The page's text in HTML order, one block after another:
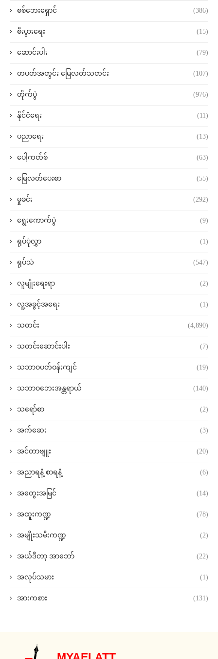
စစ်ဘေးရှောင် (386)
စီးပွားရေး (15)
ဆောင်းပါး (79)
တပတ်အတွင်း မြေလတ်သတင်း (107)
တိုက်ပွဲ (976)
နိုင်ငံရေး (11)
ပညာရေး (13)
ပေါ့ကတ်စ် (63)
မြေလတ်ပေးစာ (55)
မှုခင်း (292)
ရွေးကောက်ပွဲ (9)
ရုပ်ပုံလွှာ (1)
ရုပ်သံ (547)
လူမျိုးရေးရာ (2)
လူ့အခွင့်အရေး (1)
သတင်း (4,890)
သတင်းဆောင်းပါး (7)
သဘာဝပတ်ဝန်းကျင် (19)
သဘာဝဘေးအန္တရာယ် (140)
သရော်စာ (2)
အက်ဆေး (3)
အင်တာဗျူး (20)
အညာရနံ့ စာရနံ့ (6)
အတွေးအမြင် (14)
အထူးကဏ္ဍ (78)
အမျိုးသမီးကဏ္ဍ (2)
အယ်ဒီတာ့ အာဘော် (22)
အလုပ်သမား (1)
အားကစား (131)